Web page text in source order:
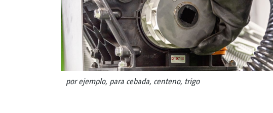
por ejemplo, para cebada, centeno, trigo